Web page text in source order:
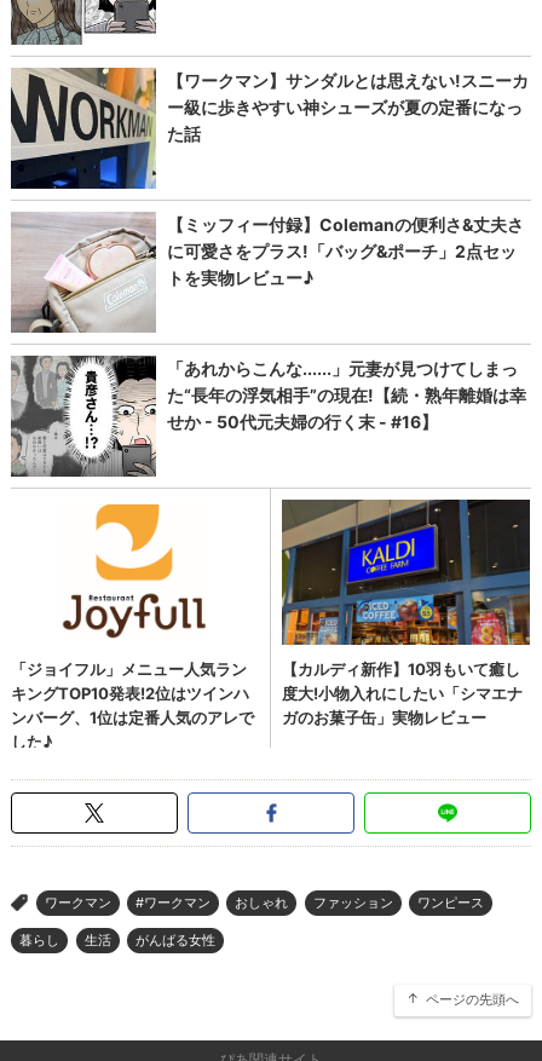
> ワークマン #ワークマン おしゃれ ファッション ワンピース
暮らし 生活 がんばる女性
ページの先頭へ